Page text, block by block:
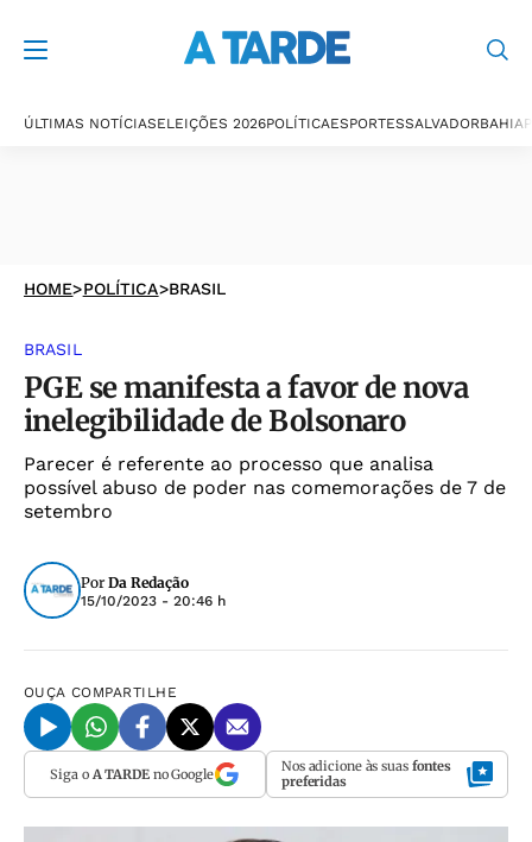
ÚLTIMAS NOTÍCIASELEIÇÕES 2026POLÍTICAESPORTESSALVADORBAHIA
HOME>POLÍTICA>BRASIL
BRASIL
PGE se manifesta a favor de nova
inelegibilidade de Bolsonaro
Parecer é referente ao processo que analisa
possível abuso de poder nas comemorações de 7 de
setembro
Por Da Redação
15/10/2023 - 20:46 h
OUÇA COMPARTILHE
Siga o A TARDEno Google Nos adicione às suas fontes
preferidas